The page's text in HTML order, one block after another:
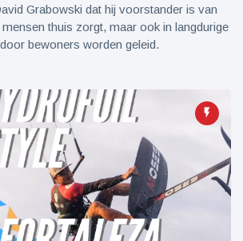
Grabowski dat hij voorstander is van
thuis zorgt, maar ook in langdurige
bewoners worden geleid.